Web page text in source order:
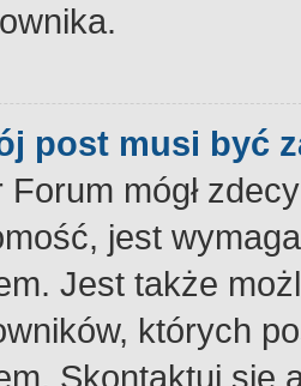
post musi być
Forum mógł
jest
Jest także
których
Skontaktuj się